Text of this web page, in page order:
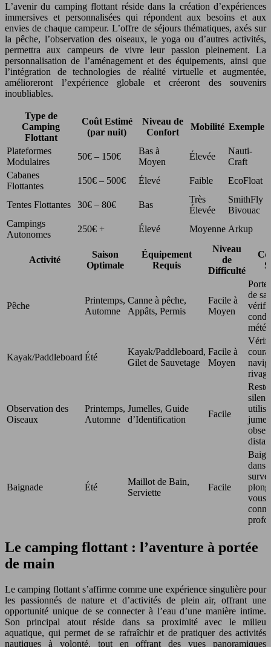
L’avenir du camping flottant réside dans la création d’expériences
immersives et personnalisées qui répondent aux besoins et aux
envies de chaque campeur. L’offre de séjours thématiques, axés sur
la pêche, l’observation des oiseaux, le yoga ou d’autres activités,
permettra aux campeurs de vivre leur passion pleinement. La
personnalisation de l’aménagement et des équipements, ainsi que
l’intégration de technologies de réalité virtuelle et augmentée,
amélioreront l’expérience globale et créeront des souvenirs
inoubliables.
Type de
Camping
Flottant
Coût Estimé
(par nuit)
Niveau de
Confort
Mobilité Exemple
Plateformes
Modulaires
50€ – 150€
Bas à
Moyen
Élevée
Nauti-
Craft
Cabanes
Flottantes
150€ – 500€ Élevé Faible EcoFloat
Tentes Flottantes 30€ – 80€ Bas
Très
Élevée
SmithFly
Bivouac
Campings
Autonomes
250€ + Élevé Moyenne Arkup
Activité
Saison
Optimale
Équipement
Requis
Niveau
de
Difficulté
Pêche
Printemps,
Automne
Canne à pêche,
Appâts, Permis
Facile à
Moyen
de
Kayak/Paddleboard Été
Kayak/Paddleboard,
Gilet de Sauvetage
Facile à
Moyen
Observation des
Oiseaux
Printemps,
Automne
Jumelles, Guide
d’Identification
Facile
Baignade Été
Maillot de Bain,
Serviette
Facile
dans
vous
Le camping flottant : l’aventure à portée
de main
Le camping flottant s’affirme comme une expérience singulière pour
les passionnés de nature et d’activités de plein air, offrant une
opportunité unique de se connecter à l’eau d’une manière intime.
Son principal atout réside dans sa proximité avec le milieu
aquatique, qui permet de se rafraîchir et de pratiquer des activités
nautiques à volonté, tout en offrant des vues panoramiques